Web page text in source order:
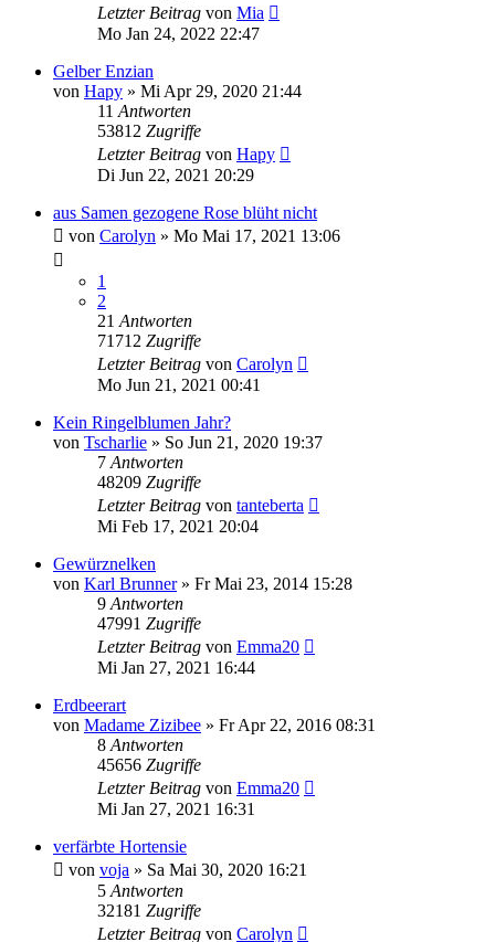
Letzter Beitrag von Mia
Mo Jan 24, 2022 22:47
Gelber Enzian
von Hapy » Mi Apr 29, 2020 21:44
11 Antworten
53812 Zugriffe
Letzter Beitrag von Hapy
Di Jun 22, 2021 20:29
aus Samen gezogene Rose blüht nicht
von Carolyn » Mo Mai 17, 2021 13:06
1
2
21 Antworten
71712 Zugriffe
Letzter Beitrag von Carolyn
Mo Jun 21, 2021 00:41
Kein Ringelblumen Jahr?
von Tscharlie » So Jun 21, 2020 19:37
7 Antworten
48209 Zugriffe
Letzter Beitrag von tanteberta
Mi Feb 17, 2021 20:04
Gewürznelken
von Karl Brunner» Fr Mai 23, 2014 15:28
9 Antworten
47991 Zugriffe
Letzter Beitrag von Emma20
Mi Jan 27, 2021 16:44
Erdbeerart
von Madame Zizibee » Fr Apr 22, 2016 08:31
8 Antworten
45656 Zugriffe
Letzter Beitrag von Emma20
Mi Jan 27, 2021 16:31
verfärbte Hortensie
von voja » Sa Mai 30, 2020 16:21
5 Antworten
32181 Zugriffe
Letzter Beitrag von Carolyn